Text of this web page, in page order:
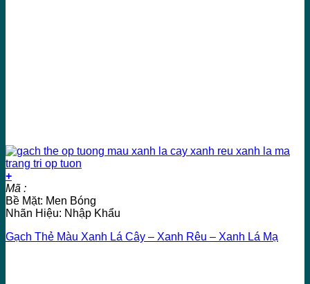
+
Mã :
Bề Mặt: Men Bóng
Nhãn Hiệu: Nhập Khẩu
Gạch Thẻ Màu Xanh Lá Cây – Xanh Rêu – Xanh Lá Mạ